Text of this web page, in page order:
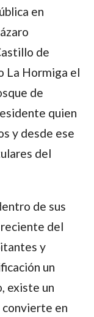
en
de
La Hormiga el
de
quien
y desde ese
del
de sus
del
y
un
existe un
en